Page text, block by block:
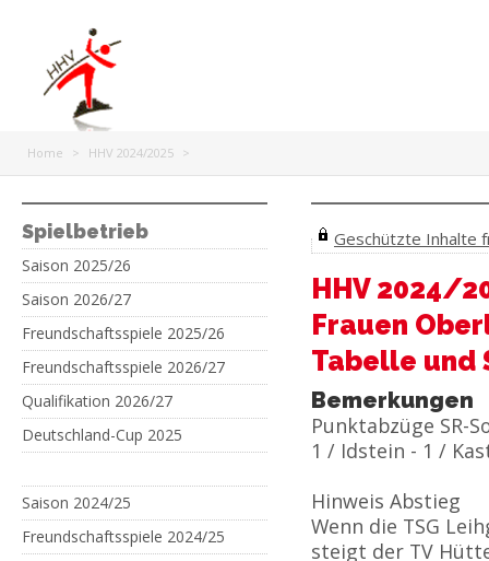
Home > HHV 2024/2025 >
Spielbetrieb
Saison 2025/26
Saison 2026/27
Freundschaftsspiele 2025/26
Freundschaftsspiele 2026/27
Qualifikation 2026/27
Deutschland-Cup 2025
Saison 2024/25
Freundschaftsspiele 2024/25
Geschützte Inhalte
HHV 2024/
Frauen
Tabelle und
Bemerkungen
Punktabzüge SR-
1 / Idstein - 1 /
Hinweis Abstieg
Wenn die TSG
steigt der TV